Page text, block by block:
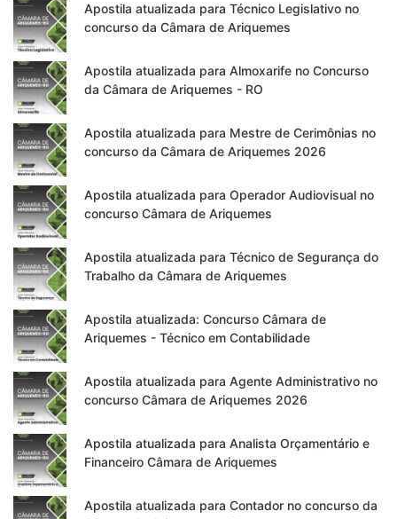
Apostila atualizada para Técnico Legislativo no
concurso da Câmara de Ariquemes
Apostila atualizada para Almoxarife no Concurso
da Câmara de Ariquemes - RO
Apostila atualizada para Mestre de Cerimônias no
concurso da Câmara de Ariquemes 2026
Apostila atualizada para Operador Audiovisual no
concurso Câmara de Ariquemes
Apostila atualizada para Técnico de Segurança do
Trabalho da Câmara de Ariquemes
Apostila atualizada: Concurso Câmara de
Ariquemes - Técnico em Contabilidade
Apostila atualizada para Agente Administrativo no
concurso Câmara de Ariquemes 2026
Apostila atualizada para Analista Orçamentário e
Financeiro Câmara de Ariquemes
Apostila atualizada para Contador no concurso da